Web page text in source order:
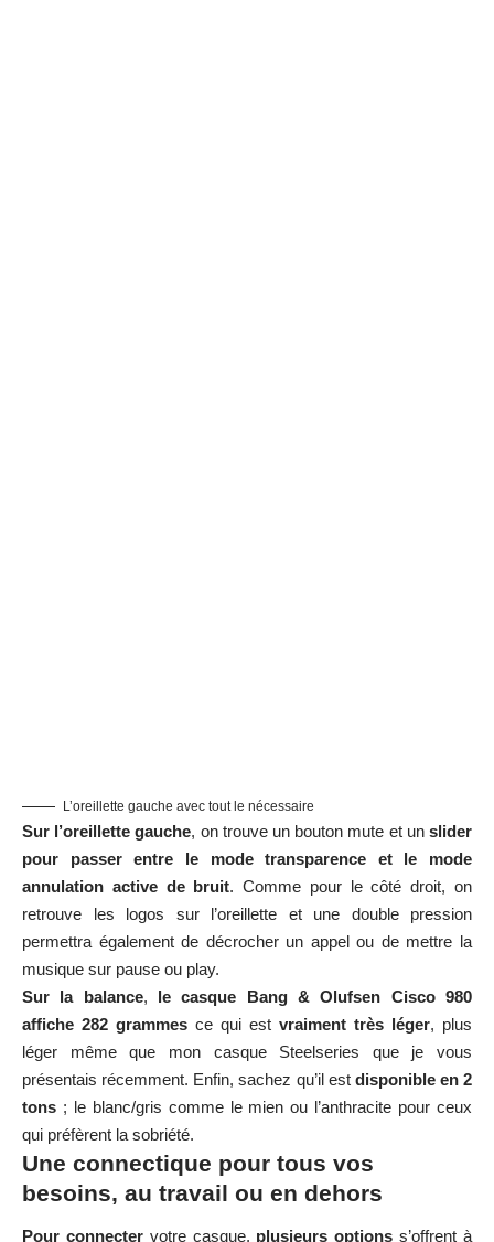
L’oreillette gauche avec tout le nécessaire
Sur l’oreillette gauche, on trouve un bouton mute et unslider
pour passer entre le mode transparence et le mode
annulation active de bruit. Comme pour le côté droit, on
retrouve les logos sur l’oreillette et une double pression
permettra également de décrocher un appel ou de mettre la
musique sur pause ou play.
Sur la balance, le casque Bang & Olufsen Cisco 980
affiche 282 grammes ce qui est vraiment très léger, plus
léger même que mon casque Steelseries que je vous
présentais récemment. Enfin, sachez qu’il est disponible en 2
tons ; le blanc/gris comme le mien ou l’anthracite pour ceux
qui préfèrent la sobriété.
Une connectique pour tous vos
besoins, au travail ou en dehors
Pour connectervotre casque, plusieurs options s’offrent à